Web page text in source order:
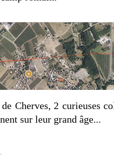
Cherves, 2 curieuses
sur leur grand âge...